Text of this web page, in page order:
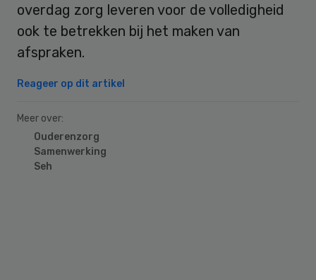
overdag zorg leveren voor de volledigheid
ook te betrekken bij het maken van
afspraken.
Reageer op dit artikel
Meer over:
Ouderenzorg
Samenwerking
Seh